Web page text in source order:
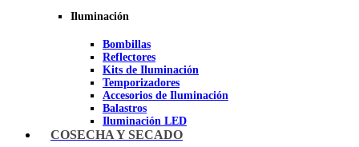
Iluminación
Bombillas
Reflectores
Kits de Iluminación
Temporizadores
Accesorios de Iluminación
Balastros
Iluminación LED
Iluminación LEC
COSECHA Y SECADO